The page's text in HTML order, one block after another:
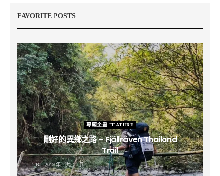
FAVORITE POSTS
專題企畫 FEATURE
剛好的異鄉之路 – Fjällräven Thailand
Trail
B 2019 年 2 月 12 日